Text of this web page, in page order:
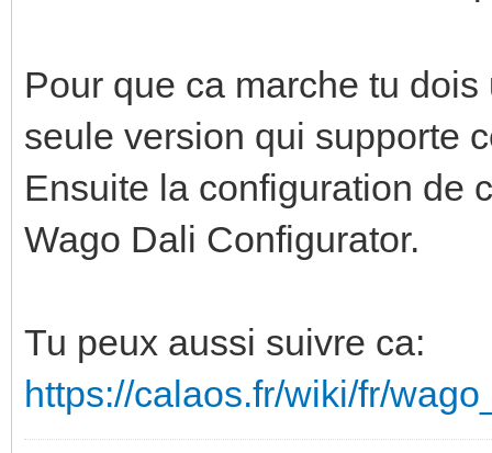
Pour que ca marche tu
seule version qui supporte
Ensuite la configuration de
Wago Dali Configurator.
Tu peux aussi suivre ca:
https://calaos.fr/wiki/fr/